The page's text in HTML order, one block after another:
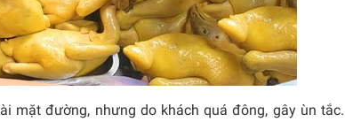
mặt đường, nhưng do khách quá đông, gây ùn tắc.